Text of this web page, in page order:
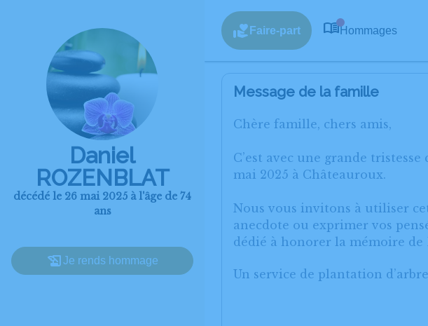
Daniel
ROZENBLAT
décédé le 26 mai 2025 à l'âge de 74
ans
Je rends hommage
Faire-part Hommages
Message de la famille
Chère famille, chers amis,
C’est avec une grande
mai 2025 à Châteauroux.
Nous vous invitons à utiliser
anecdote ou exprimer vos
dédié à honorer la mémoire de
Un service de plantation